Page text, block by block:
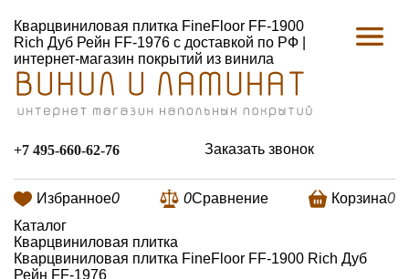
Кварцвиниловая плитка FineFloor FF-1900
Rich Дуб Рейн FF-1976 с доставкой по РФ |
интернет-магазин покрытий из винила
+7 495-660-62-76 Заказать звонок
Избранное0 0Сравнение Корзина0
Каталог
Кварцвиниловая плитка
Кварцвиниловая плитка FineFloor FF-1900 Rich Дуб
Рейн FF-1976